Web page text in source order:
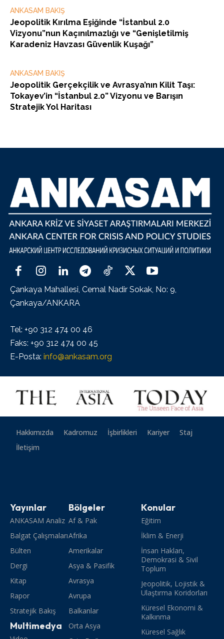
ANKASAM BAKIŞ
Jeopolitik Kırılma Eşiğinde “İstanbul 2.0
Vizyonu”nun Kaçınılmazlığı ve “Genişletilmiş
Karadeniz Havzası Güvenlik Kuşağı”
ANKASAM BAKIŞ
Jeopolitik Gerçekçilik ve Avrasya’nın Kilit Taşı:
Tokayev’in “İstanbul 2.0” Vizyonu ve Barışın
Stratejik Yol Haritası
Çankaya Mahallesi, Cemal Nadir Sokak, No: 9,
Çankaya/ANKARA
Tel: +90 312 474 00 46
Faks: +90 312 474 00 45
E-Posta: info@ankasam.org
Hakkımızda Kadromuz İşbirlikleri Kariyer
Staj
İletişim
Yayınlar
ANKASAM Analiz
Balgat Çalışmaları
Bülten
Dergi
Kitap
Rapor
Stratejik Bakış
Multimedya
Bölgeler
Af & Pak
Afrika
Amerikalar
Asya & Pasifik
Avrasya
Avrupa
Balkanlar
Orta Asya
Konular
Eğitim
İklim & Enerji
İnsan Hakları,
Demokrasi & Sivil
Toplum
Jeopolitik, Lojistik &
Ulaştırma Koridorları
Küresel Ekonomi &
Kalkınma
Küresel Sağlık